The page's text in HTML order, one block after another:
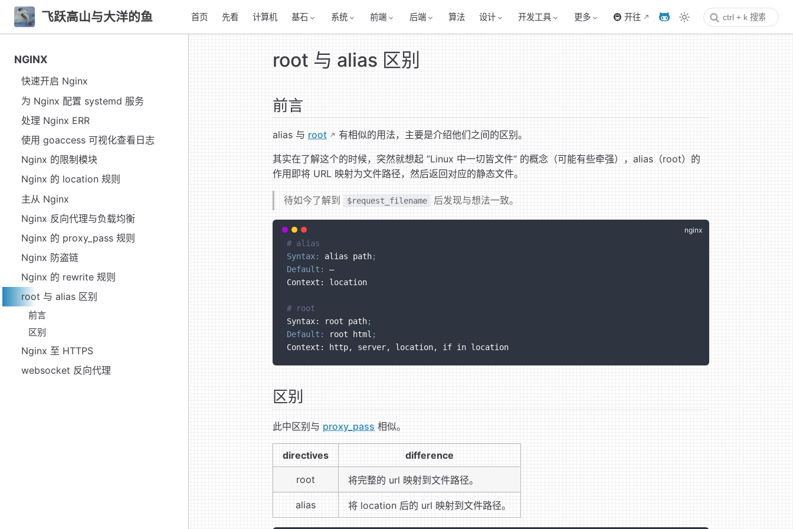
飞跃高山与大洋的鱼 首页 先看 计算机 基石 系统 前端 后端 算法 设计 开发工具 更多 🚇 开往
NGINX
快速开启 Nginx
为 Nginx 配置 systemd 服务
处理 Nginx ERR
使用 goaccess 可视化查看日志
Nginx 的限制模块
Nginx 的 location 规则
主从 Nginx
Nginx 反向代理与负载均衡
Nginx 的 proxy_pass 规则
Nginx 防盗链
Nginx 的 rewrite 规则
root 与 alias 区别
前言
区别
Nginx 至 HTTPS
websocket 反向代理
root 与 alias 区别
前言
alias 与 root 有相似的用法，主要是介绍他们之间的区别。
其实在了解这个的时候，突然就想起 ”Linux 中一切皆文件“ 的概念（可能有些牵强），alias（root）的
作用即将 URL 映射为文件路径，然后返回对应的静态文件。
待如今了解到 $request_filename 后发现与想法一致。
# alias
Syntax:
alias path;
Default:
—
Context: location
# root
Syntax: root path;
Default:
root html ;
Context: http, server, location, if in location
区别
此中区别与 proxy_pass 相似。
directives difference
root 将完整的 url 映射到文件路径。
alias 将 location 后的 url 映射到文件路径。